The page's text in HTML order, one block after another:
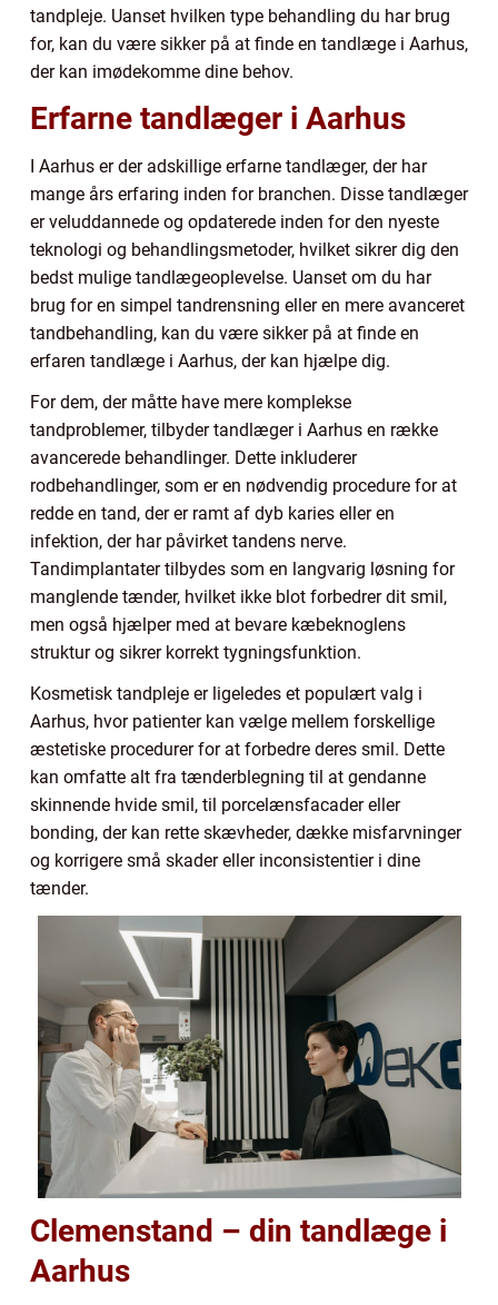
tandpleje. Uanset hvilken type behandling du har brug
for, kan du være sikker på at finde en tandlæge i Aarhus,
der kan imødekomme dine behov.
Erfarne tandlæger i Aarhus
I Aarhus er der adskillige erfarne tandlæger, der har
mange års erfaring inden for branchen. Disse tandlæger
er veluddannede og opdaterede inden for den nyeste
teknologi og behandlingsmetoder, hvilket sikrer dig den
bedst mulige tandlægeoplevelse. Uanset om du har
brug for en simpel tandrensning eller en mere avanceret
tandbehandling, kan du være sikker på at finde en
erfaren tandlæge i Aarhus, der kan hjælpe dig.
For dem, der måtte have mere komplekse
tandproblemer, tilbyder tandlæger i Aarhus en række
avancerede behandlinger. Dette inkluderer
rodbehandlinger, som er en nødvendig procedure for at
redde en tand, der er ramt af dyb karies eller en
infektion, der har påvirket tandens nerve.
Tandimplantater tilbydes som en langvarig løsning for
manglende tænder, hvilket ikke blot forbedrer dit smil,
men også hjælper med at bevare kæbeknoglens
struktur og sikrer korrekt tygningsfunktion.
Kosmetisk tandpleje er ligeledes et populært valg i
Aarhus, hvor patienter kan vælge mellem forskellige
æstetiske procedurer for at forbedre deres smil. Dette
kan omfatte alt fra tænderblegning til at gendanne
skinnende hvide smil, til porcelænsfacader eller
bonding, der kan rette skævheder, dække misfarvninger
og korrigere små skader eller inconsistentier i dine
tænder.
Clemenstand – din tandlæge i
Aarhus